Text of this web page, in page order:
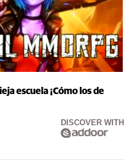
escuela ¡Cómo los de
DISCOVER WITH